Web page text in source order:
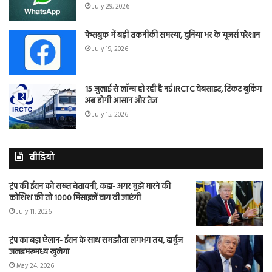
July 29, 2026
फेसबुक में बड़ी तकनीकी समस्या, दुनिया भर के यूजर्स परेशान
July 19, 2026
15 जुलाई से लॉन्च हो रही है नई IRCTC वेबसाइट, टिकट बुकिंग
अब होगी आसान और तेज
July 15, 2026
वीडियो
ट्रंप की ईरान को सख्त चेतावनी, कहा- अगर मुझे मारने की
कोशिश की तो 1000 मिसाइलें दाग दी जाएंगी
July 11, 2026
ट्रंप का बड़ा ऐलान- ईरान के साथ समझौता लगभग तय, हार्मुज
जलडमरूमध्य खुलेगा
May 24, 2026